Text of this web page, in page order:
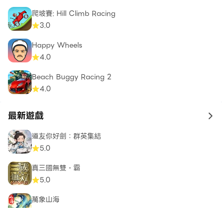
爬坡賽: Hill Climb Racing
3.0
Happy Wheels
4.0
Beach Buggy Racing 2
4.0
最新遊戲 to
道友你好劍：群英集結
5.0
真三國無雙・霸
5.0
萬象山海